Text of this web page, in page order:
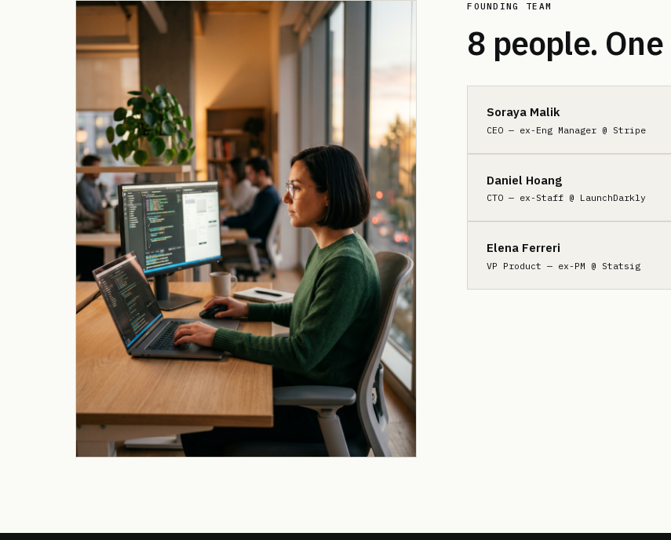
FOUNDING TEAM
8 people.
Soraya Malik
CEO — ex-Eng Manager @ Stripe
Daniel Hoang
CTO — ex-Staff @ LaunchDarkly
Elena Ferreri
VP Product — ex-PM @ Statsig